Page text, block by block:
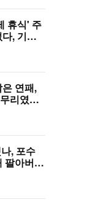
감 생겼
휴식' 주
, 기록
표]
연패,
리였
뷰]
, 포수
팔아버린